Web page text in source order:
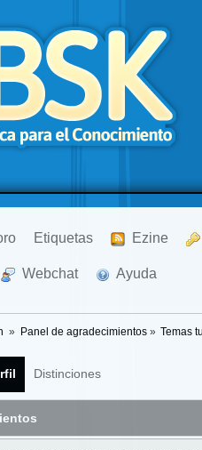
Etiquetas Ezine
Webchat Ayuda
» Panel de agradecimientos» Temas
Distinciones